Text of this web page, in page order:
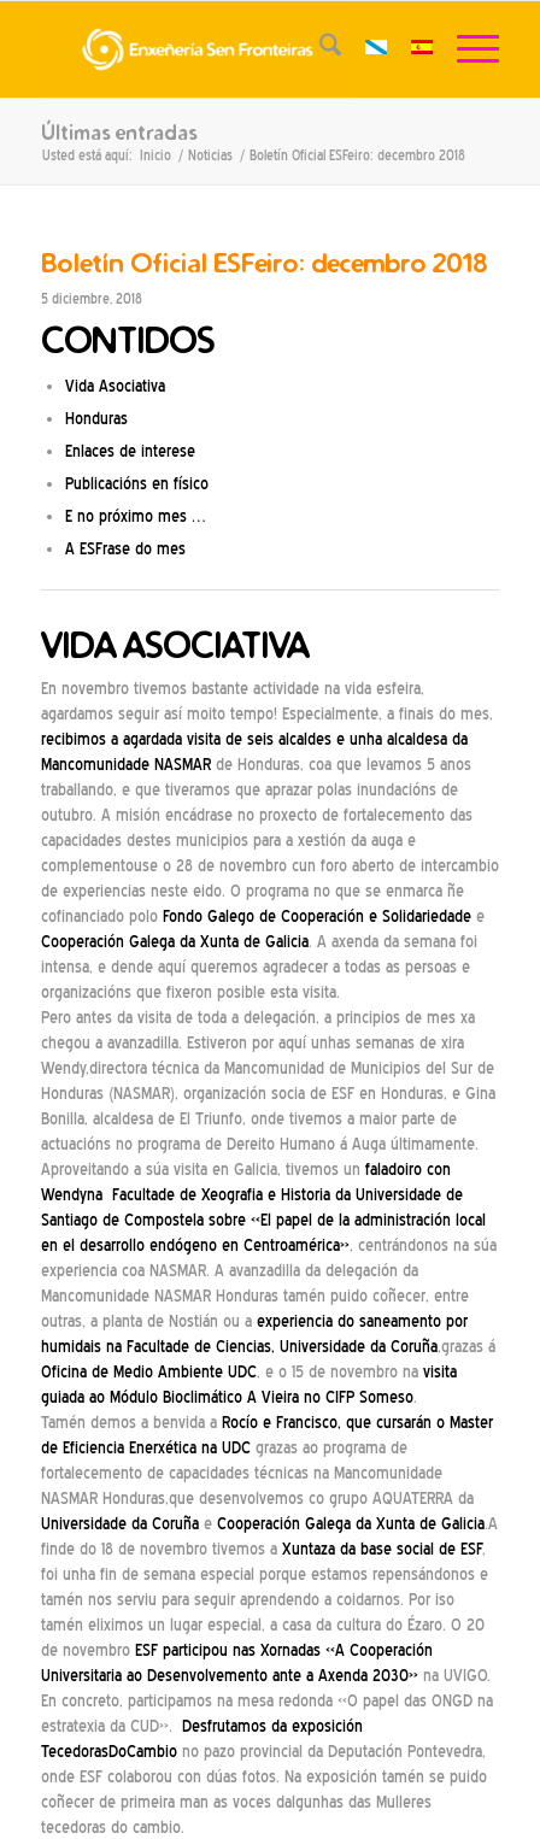
Últimas entradas
Usted está aquí: Inicio / Noticias / Boletín Oficial ESFeiro: decembro 2018
Boletín Oficial ESFeiro: decembro 2018
5 diciembre, 2018
CONTIDOS
Vida Asociativa
Honduras
Enlaces de interese
Publicacións en físico
E no próximo mes …
A ESFrase do mes
VIDA ASOCIATIVA
En novembro tivemos bastante actividade na vida esfeira,
agardamos seguir así moito tempo! Especialmente, a finais do mes,
recibimos a agardada visita de seis alcaldes e unha alcaldesa da
Mancomunidade NASMARde Honduras, coa que levamos 5 anos
traballando, e que tiveramos que aprazar polas inundacións de
outubro. A misión encádrase no proxecto de fortalecemento das
capacidades destes municipios para a xestión da auga e
complementouse o 28 de novembro cun foro aberto de intercambio
de experiencias neste eido. O programa no que se enmarca ñe
cofinanciado polo Fondo Galego de Cooperación e Solidariedadee
Cooperación Galega da Xunta de Galicia. A axenda da semana foi
intensa, e dende aquí queremos agradecer a todas as persoas e
organizacións que fixeron posible esta visita.
Pero antes da visita de toda a delegación, a principios de mes xa
chegou a avanzadilla. Estiveron por aquí unhas semanas de xira
Wendy,directora técnica da Mancomunidad de Municipios del Sur de
Honduras (NASMAR), organización socia de ESF en Honduras, e Gina
Bonilla, alcaldesa de El Triunfo, onde tivemos a maior parte de
actuacións no programa de Dereito Humano á Auga últimamente.
Aproveitando a súa visita en Galicia, tivemos un faladoiro con
Wendyna Facultade de Xeografia e Historia da Universidade de
Santiago de Compostela sobre «El papel de la administración local
en el desarrollo endógeno en Centroamérica», centrándonos na súa
experiencia coa NASMAR. A avanzadilla da delegación da
Mancomunidade NASMAR Honduras tamén puido coñecer, entre
outras, a planta de Nostián ou a experiencia do saneamento por
humidais na Facultade de Ciencias, Universidade da Coruña,grazas á
Oficina de Medio Ambiente UDC, e o 15 de novembro na visita
guiada ao Módulo Bioclimático A Vieira no CIFP Someso.
Tamén demos a benvida aRocío e Francisco, que cursarán o Master
de Eficiencia Enerxética na UDCgrazas ao programa de
fortalecemento de capacidades técnicas na Mancomunidade
NASMAR Honduras,que desenvolvemos co grupo AQUATERRA da
Universidade da Coruñae Cooperación Galega da Xunta de Galicia.A
finde do 18 de novembro tivemos a Xuntaza da base social de ESF,
foi unha fin de semana especial porque estamos repensándonos e
tamén nos serviu para seguir aprendendo a coidarnos. Por iso
tamén eliximos un lugar especial, a casa da cultura do Ézaro. O 20
de novembro ESF participou nas Xornadas «A Cooperación
Universitaria ao Desenvolvemento ante a Axenda 2030»na UVIGO.
En concreto, participamos na mesa redonda «O papel das ONGD na
estratexia da CUD».
Desfrutamos da exposición
TecedorasDoCambiono pazo provincial da Deputación Pontevedra,
onde ESF colaborou con dúas fotos. Na exposición tamén se puido
coñecer de primeira man as voces dalgunhas das Mulleres
tecedoras do cambio.